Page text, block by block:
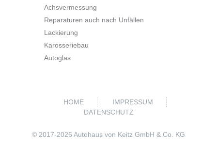
Achsvermessung
Reparaturen auch nach Unfällen
Lackierung
Karosseriebau
Autoglas
HOME
IMPRESSUM
DATENSCHUTZ
© 2017-2026 Autohaus von Keitz GmbH & Co. KG